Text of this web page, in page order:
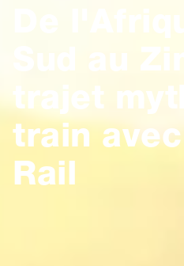
De
Sud au
trajet
train
Rail